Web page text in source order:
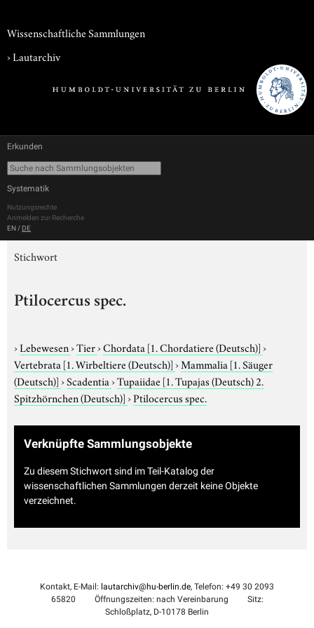
Wissenschaftliche Sammlungen
›Lautarchiv
Erkunden
Systematik
Nutzungsrechte
Anmelden zur Recherche
EN / DE
Stichwort
Ptilocercus spec.
›Lebewesen›Tier›Chordata [1. Chordatiere (Deutsch)]›
Vertebrata [1. Wirbeltiere (Deutsch)]›Mammalia [1. Säuger
(Deutsch)]›Scadentia›Tupaiidae [1. Tupajas (Deutsch) 2.
Spitzhörnchen (Deutsch)]›Ptilocercus spec.
Verknüpfte Sammlungsobjekte
Zu diesem Stichwort sind im Teil-Katalog der
wissenschaftlichen Sammlungen derzeit keine Objekte
verzeichnet.
Kontakt, E-Mail: lautarchiv@hu-berlin.de, Telefon: +49 30 2093
65820
Öffnungszeiten: nach Vereinbarung
Sitz:
Schloßplatz, D-10178 Berlin